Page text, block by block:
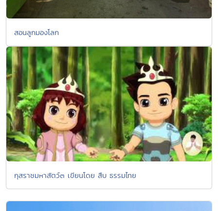
สอนลูกมองโลก
กุสราชมหาสัตว์๓ เขียนโดย สืบ ธรรมไทย